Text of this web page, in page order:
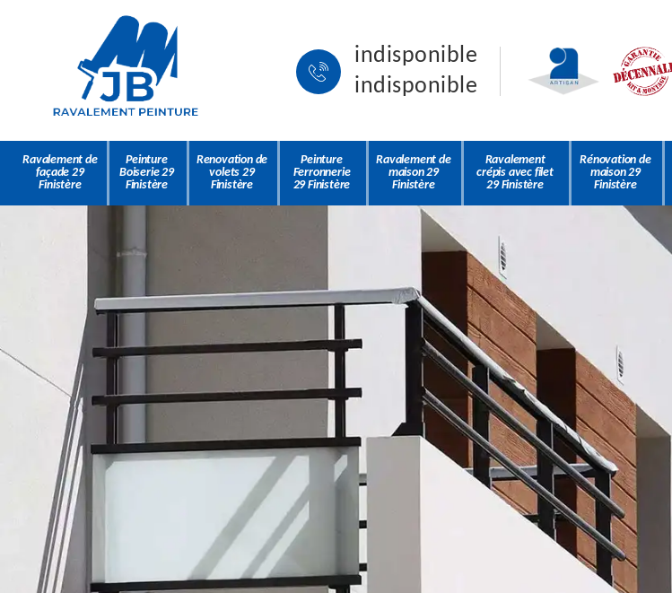
indisponible
indisponible
Ravalement de
façade 29
Finistère
Peinture
Boiserie 29
Finistère
Renovation de
volets 29
Finistère
Peinture
Ferronnerie
29 Finistère
Ravalement de
maison 29
Finistère
Ravalement
crépis avec filet
29 Finistère
Rénovation de
maison 29
Finistère